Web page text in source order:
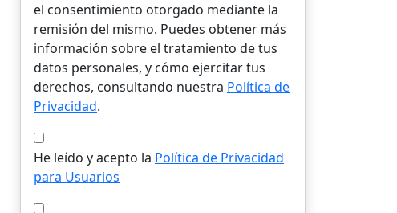
el consentimiento otorgado mediante la
remisión del mismo. Puedes obtener más
información sobre el tratamiento de tus
datos personales, y cómo ejercitar tus
derechos, consultando nuestra Política de
Privacidad.
He leído y acepto la Política de Privacidad
para Usuarios